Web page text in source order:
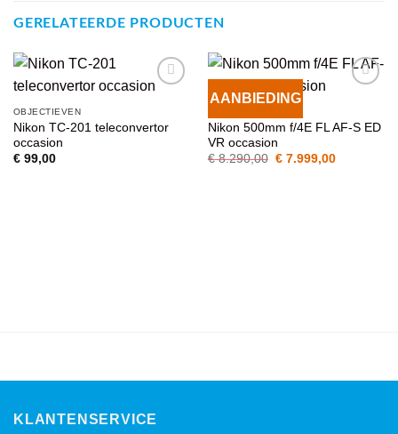
GERELATEERDE PRODUCTEN
WENSENLIJST
OBJECTIEVEN
Nikon TC-201 teleconvertor
occasion
€99,00
AANBIEDINGVOEG TOE
WENSENLIJST
Nikon 500mm f/4E FL AF-S ED
VR occasion
€8.290,00 Oorspronkelijke
€7.999,00Huidige
KLANTENSERVICE